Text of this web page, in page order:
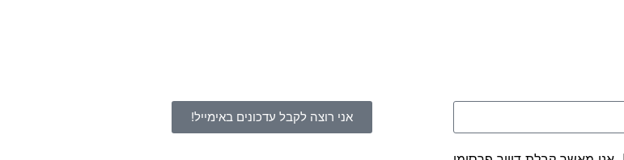
אני רוצה לקבל עדכונים באימייל!